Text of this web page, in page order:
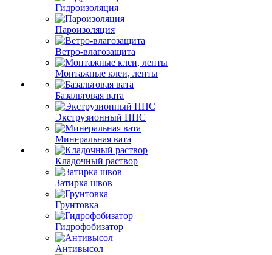
Гидроизоляция
Пароизоляция
Ветро-влагозащита
Монтажные клеи, ленты
Базальтовая вата
Экструзионный ППС
Минеральная вата
Кладочный раствор
Затирка швов
Грунтовка
Гидрофобизатор
Антивысол